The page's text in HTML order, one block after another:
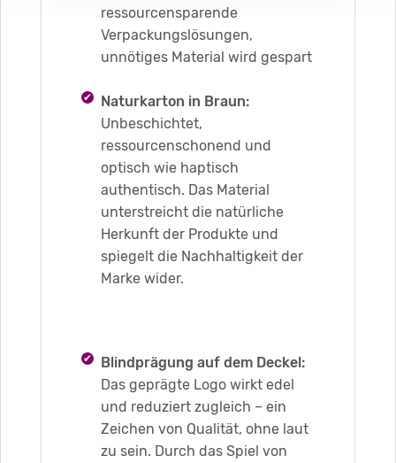
ressourcensparende
Verpackungslösungen,
unnötiges Material wird gespart
Naturkarton in Braun:
Unbeschichtet,
ressourcenschonend und
optisch wie haptisch
authentisch. Das Material
unterstreicht die natürliche
Herkunft der Produkte und
spiegelt die Nachhaltigkeit der
Marke wider.
Blindprägung auf dem Deckel:
Das geprägte Logo wirkt edel
und reduziert zugleich – ein
Zeichen von Qualität, ohne laut
zu sein. Durch das Spiel von